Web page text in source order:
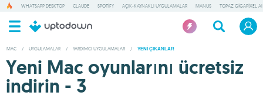
WHATSAPP DESKTOP CLAUDE SPOTIFY AÇIK-KAYNAKLI UYGULAMALAR MANUS TOPAZ GIGAPIXEL AI
MAC / UYGULAMALAR / YARDIMCI UYGULAMALAR / YENI ÇIKANLAR
Yeni Mac oyunlarını ücretsiz
indirin - 3